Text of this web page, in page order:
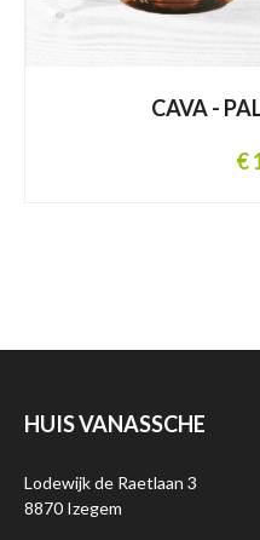
CAVA -
€
HUIS VANASSCHE
Lodewijk de Raetlaan 3
8870 Izegem